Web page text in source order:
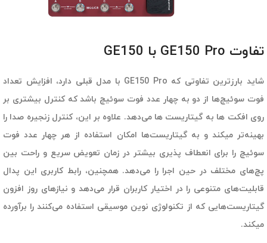
تفاوت GE150 Pro با GE150
شاید بارزترین تفاوتی که GE150 Pro با مدل قبلی دارد، افزایش تعداد
فوت سوئیچ‌ها از دو به چهار عدد فوت سوئیچ باشد که کنترل بیشتری بر
روی افکت ها به گیتاریست ها می‌دهد. علاوه بر این، کنترل زنجیره صدا را
بهینه‌تر میکند و به گیتاریست‌ها امکان استفاده از هر چهار عدد فوت
سوئیچ را برای انعطاف پذیری بیشتر در زمان تعویض سریع و راحت بین
پچ‌های مختلف در حین اجرا را می‌دهد. همچنین، رابط کاربری این پدال
قابلیت‌های متنوعی را در اختیار کاربران قرار می‌دهد و نیازهای روز افزون
گیتاریست‌هایی که از تکنولوژی نوین موسیقی استفاده می‌کنند را برآورده
میکند.